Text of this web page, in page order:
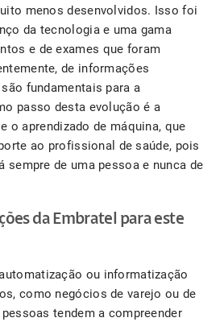
menos desenvolvidos. Isso foi
da tecnologia e uma gama
e de exames que foram
de informações
fundamentais para a
passo desta evolução é a
o aprendizado de máquina, que
ao profissional de saúde, pois
sempre de uma pessoa e nunca de
da Embratel para este
ou informatização
como negócios de varejo ou de
tendem a compreender